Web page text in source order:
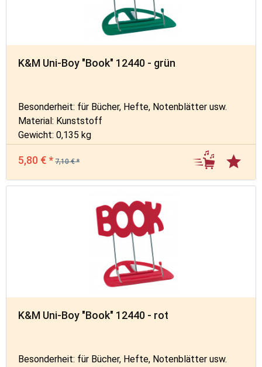
K&M Uni-Boy "Book" 12440 - grün
Besonderheit: für Bücher, Hefte, Notenblätter usw.
Material: Kunststoff
Gewicht: 0,135 kg
5,80 € * 7,10 € *
K&M Uni-Boy "Book" 12440 - rot
Besonderheit: für Bücher, Hefte, Notenblätter usw.